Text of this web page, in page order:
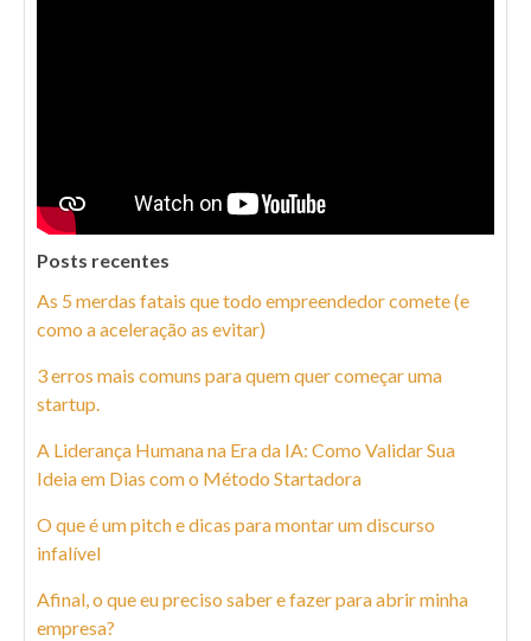
Posts recentes
As 5 merdas fatais que todo empreendedor comete (e
como a aceleração as evitar)
3 erros mais comuns para quem quer começar uma
startup.
A Liderança Humana na Era da IA: Como Validar Sua
Ideia em Dias com o Método Startadora
O que é um pitch e dicas para montar um discurso
infalível
Afinal, o que eu preciso saber e fazer para abrir minha
empresa?